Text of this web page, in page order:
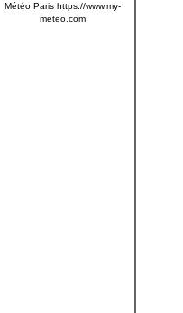
Météo Paris https://www.my-
meteo.com